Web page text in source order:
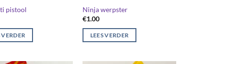
pistool
VERDER
Ninja werpster
€1.00
LEES VERDER